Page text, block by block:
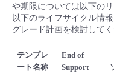
や期限については以下の
以下のライフサイクル情
グレード計画を検討してく
テンプレ
ート名称
End of
Support